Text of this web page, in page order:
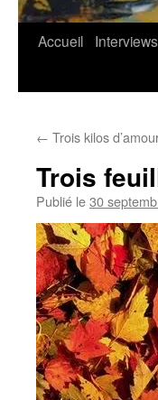
Accueil Interviews
← Trois kilos
Trois
Publié le30